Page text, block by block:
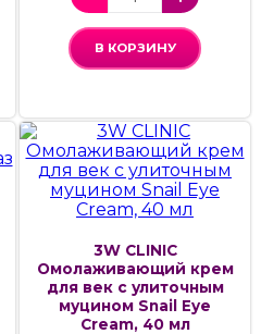
В КОРЗИНУ
3W CLINIC
Омолаживающий крем
для век с улиточным
муцином Snail Eye
Cream, 40 мл